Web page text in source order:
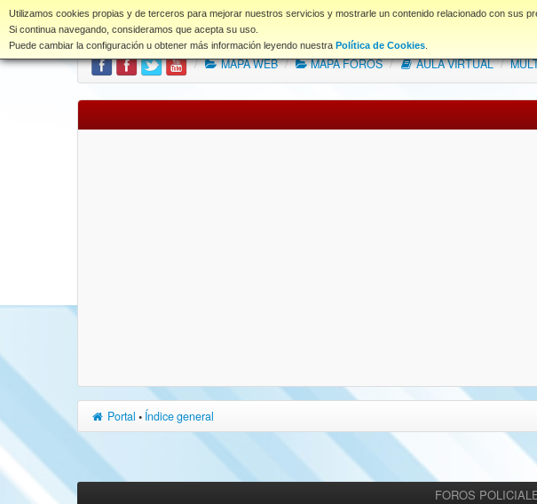
Utilizamos cookies propias y de terceros para mejorar nuestros servicios y mostrarle un contenido relacionado con sus
Si continua navegando, consideramos que acepta su uso.
Puede cambiar la configuración u obtener más información leyendo nuestra Política de Cookies
www.coet.es Portal Índice Foros FAQ NORMAS
/ MAPA WEB / MAPA FOROS / AULA VIRTUAL /
Portal • Índice general
FOROS